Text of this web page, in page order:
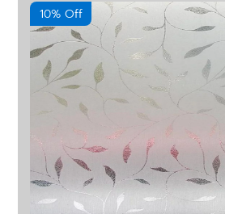
10% Off